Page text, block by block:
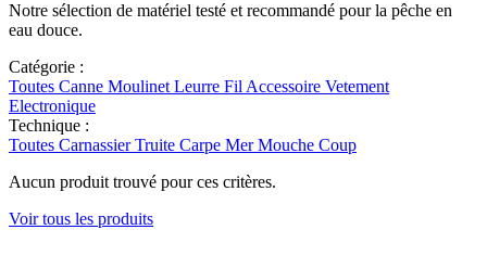
Notre sélection de matériel testé et recommandé pour la pêche en
eau douce.
Catégorie :
Toutes Canne Moulinet Leurre Fil Accessoire Vetement
Electronique
Technique :
Toutes CarnassierTruite Carpe MerMouche Coup
Aucun produit trouvé pour ces critères.
Voir tous les produits